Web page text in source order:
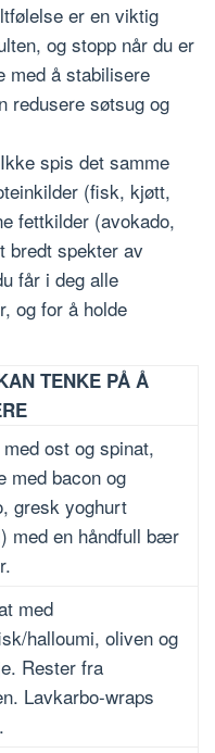
er en viktig
og stopp når du er
med å stabilisere
redusere søtsug og
spis det samme
(fisk, kjøtt,
fettkilder (avokado,
bredt spekter av
får i deg alle
og for å holde
TENKE PÅ Å
ost og spinat,
med bacon og
gresk yoghurt
med en håndfull bær
med
halloumi, oliven og
Rester fra
Lavkarbo-wraps